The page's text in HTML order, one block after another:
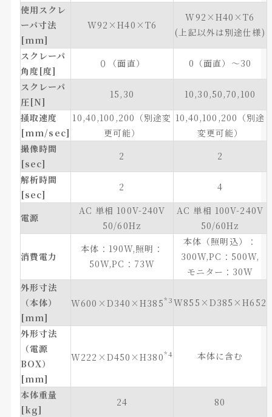
使用スクレ
ーパ寸法
[mm]
W92×H40×T6
W92×H40×T6
(上記以外は別途仕様)
スクレーパ
角度[度]
０（面直）
0（面直）～30
スクレーパ
圧[N]
15,30
10,30,50,70,100
掻取速度
[mm/sec]
10,40,100,200（別途変
更可能）
10,40,100,200（別途
変更可能）
撮像時間
[sec]
2
2
解析時間
[sec]
2 4
電源
AC 単相 100V-240V
50/60Hz
AC 単相 100V-240V
50/60Hz
消費電力
本体：190W,照明：
50W,PC：73W
本体（照明込）：
300W,PC：500W,
モニター：30W
外形寸法
（本体）
[mm]
W600×D340×H385*3W855×D385×H652
外形寸法
（電源
BOX）
[mm]
W222×D450×H380*4 本体に含む
本体重量
[kg]
24 80